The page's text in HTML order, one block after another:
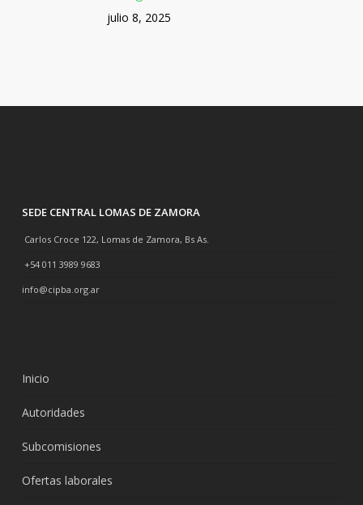
julio 8, 2025
SEDE CENTRAL LOMAS DE ZAMORA
Carlos Croce 122, Lomas de Zamora, Bs As.
+54 011 3989 9683
info@cipba.org.ar
Inicio
Autoridades
Subcomisiones
Ofertas laborales